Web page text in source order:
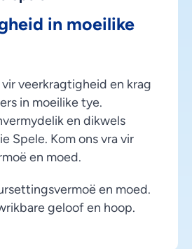
in moeilike
veerkragtigheid en krag
in moeilike tye.
en dikwels
Spele. Kom ons vra vir
en moed.
en moed.
geloof en hoop.